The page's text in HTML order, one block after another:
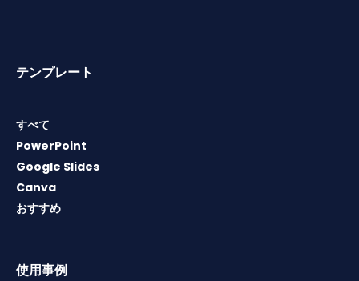
テンプレート
すべて
PowerPoint
Google Slides
Canva
おすすめ
使用事例